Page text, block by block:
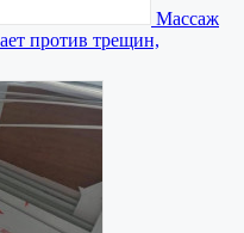
Массаж
против трещин,